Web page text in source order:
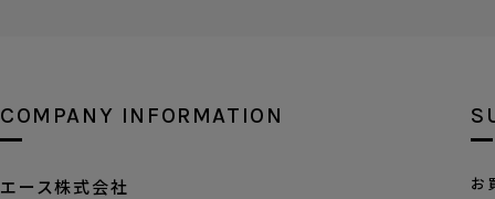
COMPANY INFORMATION
エース株式会社
お